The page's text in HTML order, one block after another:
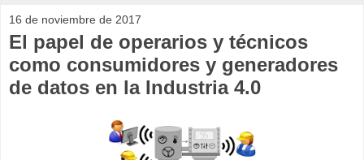
16 de noviembre de 2017
El papel de operarios y técnicos
como consumidores y generadores
de datos en la Industria 4.0